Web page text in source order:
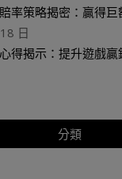
率策略揭密：贏得巨
日
得揭示：提升遊戲贏
分類